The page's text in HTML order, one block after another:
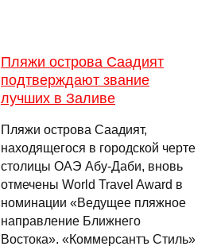
Пляжи острова Саадият
подтверждают звание
лучших в Заливе
Пляжи острова Саадият,
находящегося в городской черте
столицы ОАЭ Абу-Даби, вновь
отмечены World Travel Award в
номинации «Ведущее пляжное
направление Ближнего
Востока». «Коммерсантъ Стиль»